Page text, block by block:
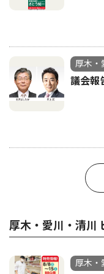
厚木・
議会
厚木・愛川・清川
厚木・